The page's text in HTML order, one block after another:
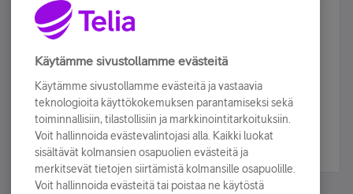
Älä jää paitsi – osallistu ja voita!
Tilaa Telian uutiskirje ja olet mukana arvonnassa.
sähköpostiisi.
Tilaa nyt
Käytämme sivustollamme evästeitä
Käytämme sivustollamme evästeitä ja vastaavia
teknologioita käyttökokemuksen parantamiseksi sekä
toiminnallisiin, tilastollisiin ja markkinointitarkoituksiin.
Voit hallinnoida evästevalintojasi alla. Kaikki luokat
sisältävät kolmansien osapuolien evästeitä ja
merkitsevät tietojen siirtämistä kolmansille osapuolille.
Voit hallinnoida evästeitä tai poistaa ne käytöstä